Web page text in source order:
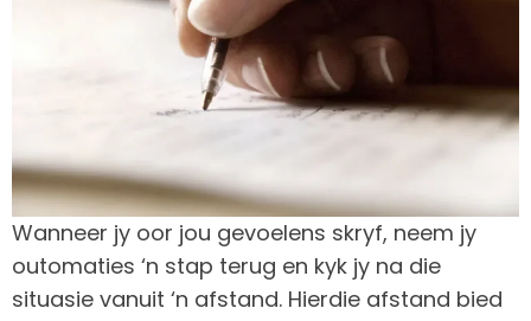
Wanneer jy oor jou gevoelens skryf, neem jy
outomaties ‘n stap terug en kyk jy na die
situasie vanuit ‘n afstand. Hierdie afstand bied